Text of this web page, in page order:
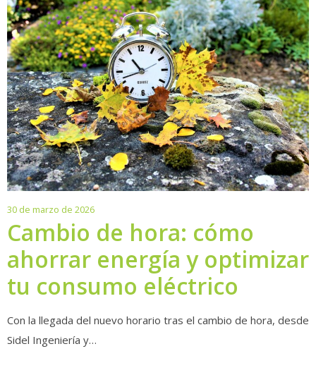
30 de marzo de 202630
marzo
de
2026
Cambio de hora: cómo
ahorrar energía y optimizar
tu consumo eléctrico
Con la llegada del nuevo horario tras el cambio de hora, desde
Sidel Ingeniería y…